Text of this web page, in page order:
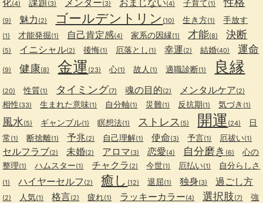
(4) (3) (3) (4) 子育て(1)
(9) 魅力 (2) ゴールデントリン (10) 生き方(1) 手放す
(1) 才能発掘(1) 自己肯定感(4) 家系の因縁(1) 才能(8) 決断
(5) イニシャル(2) 後悔(1) 厄落とし (1) 幸運(2) 結婚(40) 運命
(9) 健康(8) 金運 (23) 心(1) 故人 (1) 適職診断(1) 良縁
(20) 性質(1) タイミング(7) 魂の目的(2) メンタルケア(2)
相性(33) 生まれた意味(1) 自分軸(1) 災難(1) 反抗期(1) 気づき (1)
風水(5) ギャンブル(1) 瞑想法(1) ストレス (5) 開運 (24)
日
常 (1) 断捨離(1) 予兆(2) 自己理解(1) 使命(3) 予言(1) 厄祓い(1)
セルフラブ(2) 未婚(2) アロマ(3) 恋愛(4) 自分磨き (6)
心の
整理(1) ハムスター(1) チャクラ (2) 今世(1) 厄払い(1) 自分らしさ
(1) ハイヤーセルフ (2) 癒し (12) 退屈(1) 独身(3) 過ごし方
(2) 人気(1) 格言(2) 疲れ(1) ラッキーカラー(4) 選択肢(7)
強